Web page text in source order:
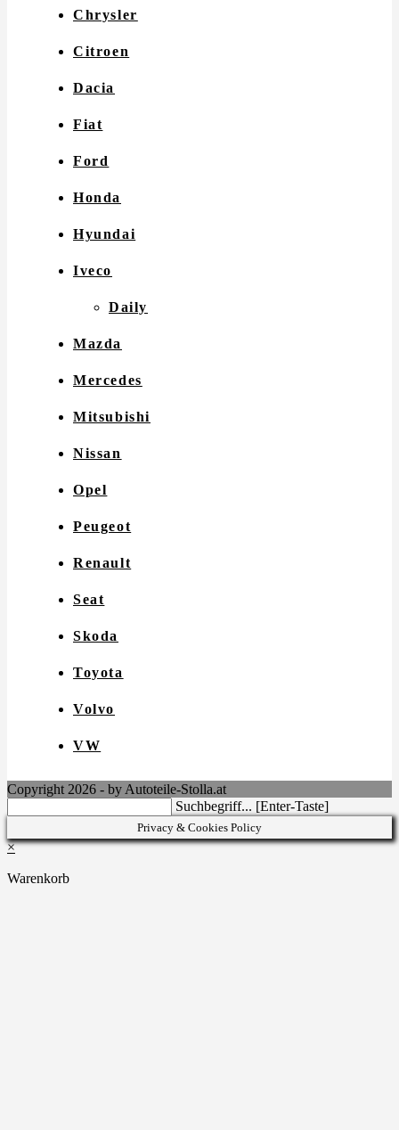
Chrysler
Citroen
Dacia
Fiat
Ford
Honda
Hyundai
Iveco
Daily
Mazda
Mercedes
Mitsubishi
Nissan
Opel
Peugeot
Renault
Seat
Skoda
Toyota
Volvo
VW
Copyright 2026 - by Autoteile-Stolla.at
this
website
Suchbegriff... [Enter-Taste]
Privacy & Cookies Policy
×
Warenkorb